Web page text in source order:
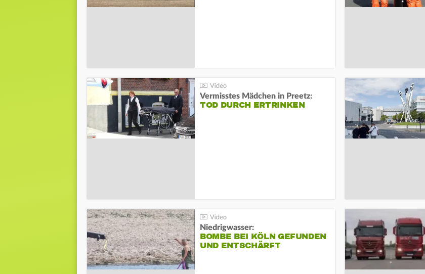
Vermisstes Mädchen in Preetz:
TOD DURCH ERTRINKEN
Niedrigwasser:
BOMBE BEI KÖLN GEFUNDEN
UND ENTSCHÄRFT